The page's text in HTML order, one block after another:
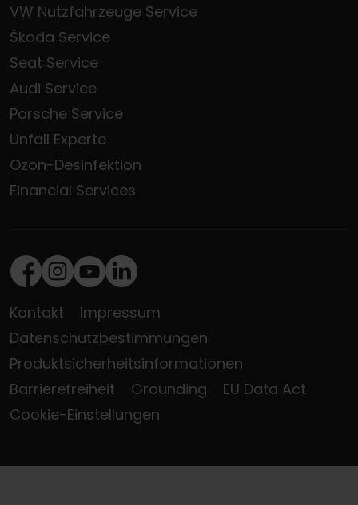
VW Nutzfahrzeuge Service
Škoda Service
Seat Service
Audi Service
Porsche Service
Unfall Experte
Ozon-Desinfektion
Financial Services
Facebook
Instagram
Youtube
LinkedIn
Kontakt
Impressum
Datenschutzbestimmungen
Produktsicherheitsinformationen
Barrierefreiheit
Grounding
EU Data Act
Cookie-Einstellungen